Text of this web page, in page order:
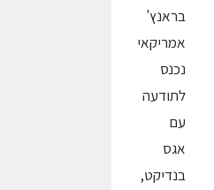
בראנץ'
אמריקאי
נכנס
לתודעה
עם
אגס
בנדיקט,